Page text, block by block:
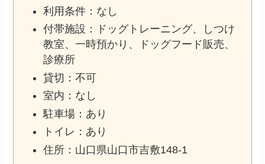
利用条件：なし
付帯施設：ドッグトレーニング、しつけ
教室、一時預かり、ドッグフード販売、
診療所
貸切：不可
室内：なし
駐車場：あり
トイレ：あり
住所：山口県山口市吉敷148-1